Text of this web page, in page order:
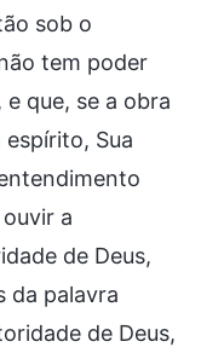
sob o
tem poder
que, se a obra
Sua
a
de Deus,
da palavra
de Deus,